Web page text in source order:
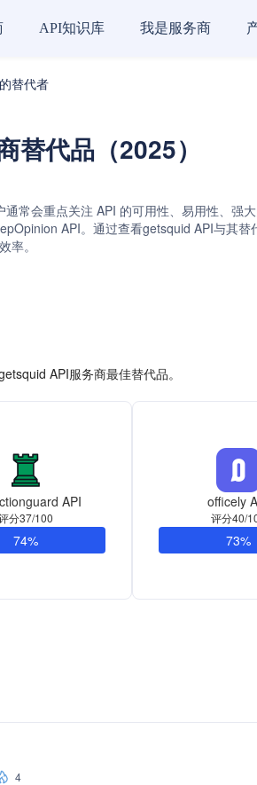
API知识库 我是服务商
替代者
代品（2025）
常会重点关注 API 的可用性、易用性、强
API。通过查看getsquid API与其
率。
API服务商最佳替代品。
API
分37/100
74%
officely
评分40/
73%
4